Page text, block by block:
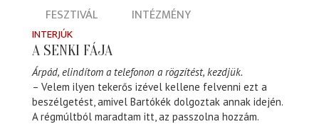
FESZTIVÁL
INTÉZMÉNY
INTERJÚK
A SENKI FÁJA
Árpád, elindítom a telefonon a rögzítést, kezdjük.
– Velem ilyen tekerős izével kellene felvenni ezt a
beszélgetést, amivel Bartókék dolgoztak annak idején.
A régmúltból maradtam itt, az passzolna hozzám.